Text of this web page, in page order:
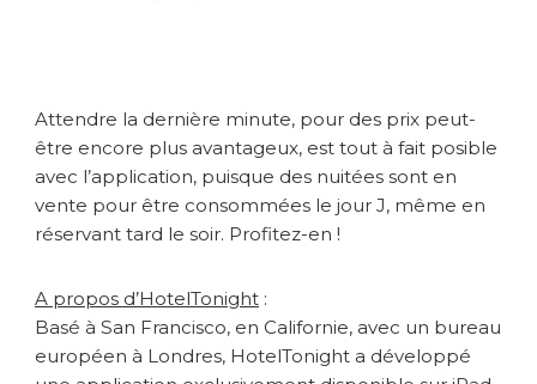
Attendre la dernière minute, pour des prix peut-
être encore plus avantageux, est tout à fait posible
avec l’application, puisque des nuitées sont en
vente pour être consommées le jour J, même en
réservant tard le soir. Profitez-en !
A propos d’HotelTonight :
Basé à San Francisco, en Californie, avec un bureau
européen à Londres, HotelTonight a développé